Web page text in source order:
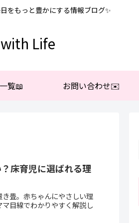
をもっと豊かにする情報ブログ✨
Life
覧📖 お問い合わせ✉️
床育児に選ばれる理
畳。赤ちゃんにやさしい理
目線でわかりやすく解説し